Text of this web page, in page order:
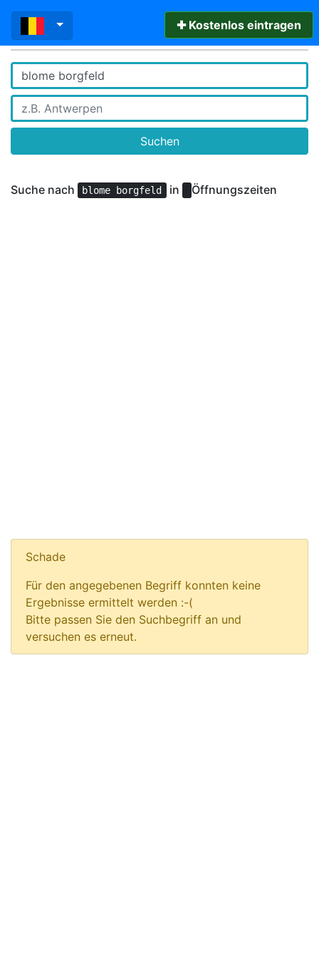
✚ Kostenlos eintragen
Suchen
Suche nach blome borgfeld in Öffnungszeiten
Schade
Für den angegebenen Begriff konnten keine
Ergebnisse ermittelt werden :-(
Bitte passen Sie den Suchbegriff an und
versuchen es erneut.